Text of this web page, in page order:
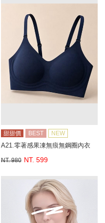
甜甜價 BEST NEW
A21.零著感果凍無痕無鋼圈內衣
NT. 980 NT. 599